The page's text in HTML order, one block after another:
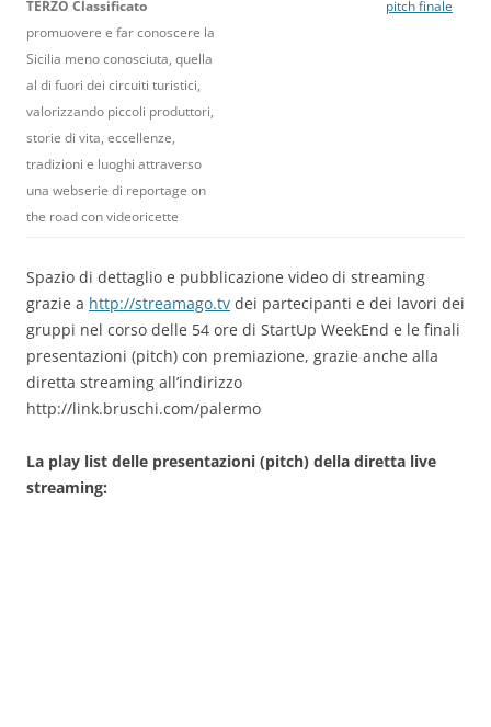
TERZO Classificato
promuovere e far conoscere la
Sicilia meno conosciuta, quella
al di fuori dei circuiti turistici,
valorizzando piccoli produttori,
storie di vita, eccellenze,
tradizioni e luoghi attraverso
una webserie di reportage on
the road con videoricette
pitch finale
Spazio di dettaglio e pubblicazione video di streaming
grazie a http://streamago.tv dei partecipanti e dei lavori dei
gruppi nel corso delle 54 ore di StartUp WeekEnd e le finali
presentazioni (pitch) con premiazione, grazie anche alla
diretta streaming all’indirizzo
http://link.bruschi.com/palermo
La play list delle presentazioni (pitch) della diretta live
streaming: